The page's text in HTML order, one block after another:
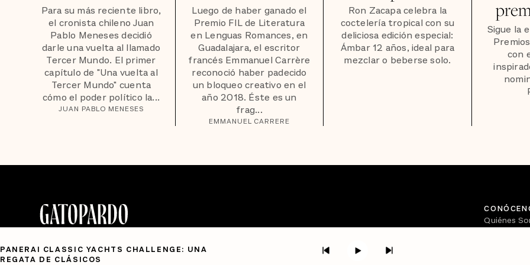
Para su más reciente libro,
el cronista chileno Juan
Pablo Meneses decidió
darle una vuelta al llamado
Tercer Mundo. El primer
capítulo de "Una vuelta al
Tercer Mundo" cuenta
cómo el poder político la...
JUAN PABLO MENESES
Luego de haber ganado el
Premio FIL de Literatura
en Lenguas Romances, en
Guadalajara, el escritor
francés Emmanuel Carrère
reconoció haber padecido
un bloqueo creativo en el
año 2018. Éste es un
frag...
EMMANUEL CARRERE
Ron Zacapa celebra la
coctelería tropical con su
deliciosa edición especial:
Ámbar 12 años, ideal para
mezclar o beberse solo.
Sigue la
con
PANERAI CLASSIC YACHTS CHALLENGE: UNA
REGATA DE CLÁSICOS
Quiénes